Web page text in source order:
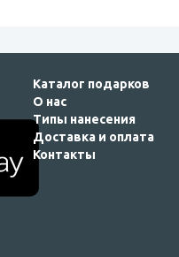
Каталог подарков
О нас
Типы нанесения
Доставка и оплата
Контакты